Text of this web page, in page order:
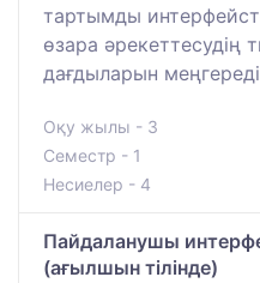
тартымды
өзара әрекеттесудің
дағдыларын
Оқу жылы - 3
Семестр - 1
Несиелер - 4
Пайдаланушы
(ағылшын тілінде)